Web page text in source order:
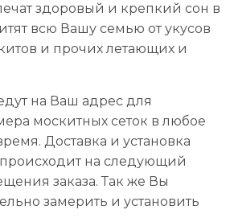
здоровый и крепкий сон в
всю Вашу семью от укусов
и прочих летающих и
на Ваш адрес для
москитных сеток в любое
Доставка и установка
на следующий
заказа. Так же Вы
замерить и установить